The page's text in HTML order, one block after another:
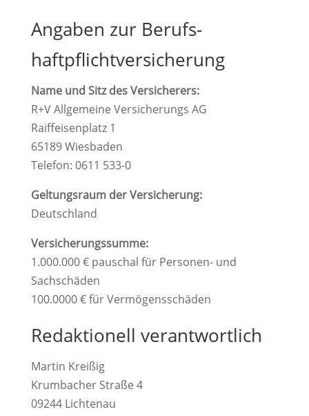
Angaben zur Berufs­
haftpflicht­versicherung
Name und Sitz des Versicherers:
R+V Allgemeine Versicherungs AG
Raiffeisenplatz 1
65189 Wiesbaden
Telefon: 0611 533-0
Geltungsraum der Versicherung:
Deutschland
Versicherungssumme:
1.000.000 € pauschal für Personen- und
Sachschäden
100.0000 € für Vermögensschäden
Redaktionell verantwortlich
Martin Kreißig
Krumbacher Straße 4
09244 Lichtenau